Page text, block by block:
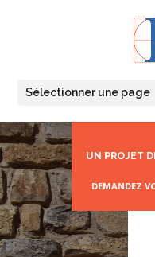
Sélectionner une page
UN PROJET
DEMANDEZ